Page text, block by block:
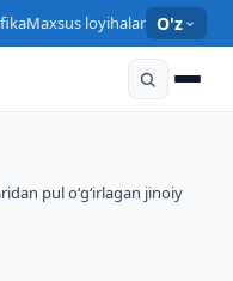
Maxsus loyihalar O'z
pul o‘g‘irlagan jinoiy